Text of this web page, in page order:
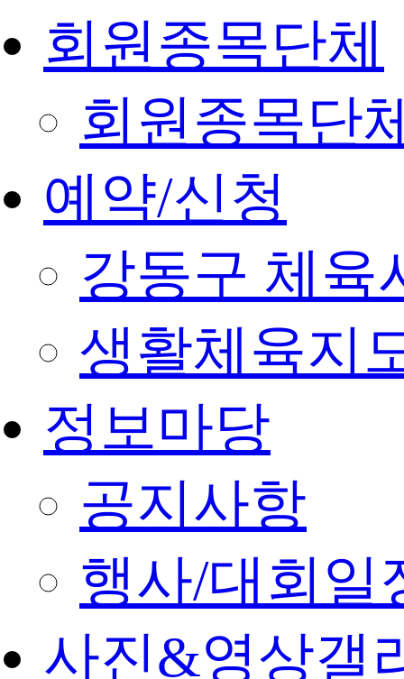
회원종목단체
회원종목단
예약/신청
강동구 체육
생활체육지
정보마당
공지사항
행사/대회일
사진&영상갤